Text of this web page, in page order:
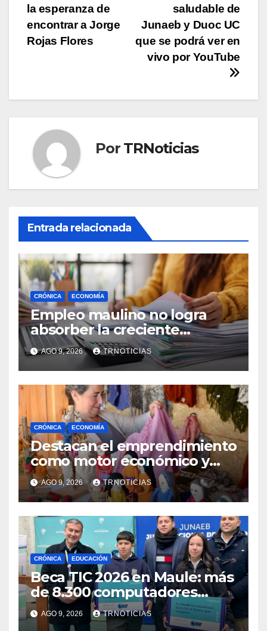
entradas
saludable de
Junaeb y Duoc UC
que se podrá ver en
vivo por YouTube
la esperanza de
encontrar a Jorge
Rojas Flores
Por TRNoticias
Entrada relacionada
CRÓNICA ECONOMÍA
Empleo maulino no logra
absorber la creciente
demanda por trabajo
AGO 9, 2026 TRNOTICIAS
CRÓNICA ECONOMÍA
Destacan el emprendimiento
como motor económico y
anuncia fortalecer apoyos
para empleo autónomo
AGO 9, 2026 TRNOTICIAS
CRÓNICA EDUCACIÓN
Beca TIC 2026 en Maule: más
de 8.300 computadores
están siendo entregados en
la región
AGO 9, 2026 TRNOTICIAS